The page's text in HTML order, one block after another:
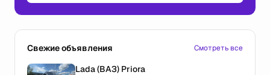
Свежие объявления Смотреть все
Lada (ВАЗ) Priora